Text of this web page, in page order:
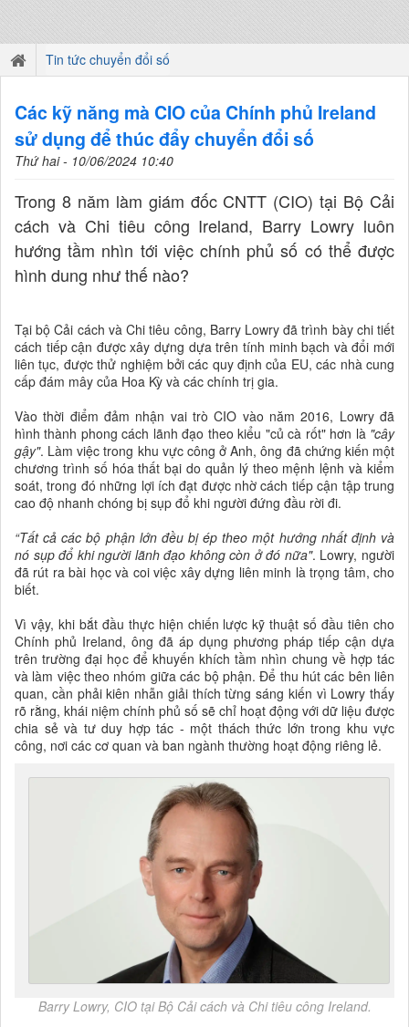
Tin tức chuyển đổi số
Các kỹ năng mà CIO của Chính phủ Ireland
sử dụng để thúc đẩy chuyển đổi số
Thứ hai - 10/06/2024 10:40
Trong 8 năm làm giám đốc CNTT (CIO) tại Bộ Cải
cách và Chi tiêu công Ireland, Barry Lowry luôn
hướng tầm nhìn tới việc chính phủ số có thể được
hình dung như thế nào?
Tại bộ Cải cách và Chi tiêu công, Barry Lowry đã trình bày chi tiết
cách tiếp cận được xây dựng dựa trên tính minh bạch và đổi mới
liên tục, được thử nghiệm bởi các quy định của EU, các nhà cung
cấp đám mây của Hoa Kỳ và các chính trị gia.
Vào thời điểm đảm nhận vai trò CIO vào năm 2016, Lowry đã
hình thành phong cách lãnh đạo theo kiểu "củ cà rốt" hơn là"cây
gậy". Làm việc trong khu vực công ở Anh, ông đã chứng kiến ​​một
chương trình số hóa thất bại do quản lý theo mệnh lệnh và kiểm
soát, trong đó những lợi ích đạt được nhờ cách tiếp cận tập trung
cao độ nhanh chóng bị sụp đổ khi người đứng đầu rời đi.
“Tất cả các bộ phận lớn đều bị ép theo một hướng nhất định và
nó sụp đổ khi người lãnh đạo không còn ở đó nữa". Lowry, người
đã rút ra bài học và coi việc xây dựng liên minh là trọng tâm, cho
biết.
Vì vậy, khi bắt đầu thực hiện chiến lược kỹ thuật số đầu tiên cho
Chính phủ Ireland, ông đã áp dụng phương pháp tiếp cận dựa
trên trường đại học để khuyến khích tầm nhìn chung về hợp tác
và làm việc theo nhóm giữa các bộ phận. Để thu hút các bên liên
quan, cần phải kiên nhẫn giải thích từng sáng kiến ​​vì Lowry thấy
rõ rằng, khái niệm chính phủ số sẽ chỉ hoạt động với dữ liệu được
chia sẻ và tư duy hợp tác - một thách thức lớn trong khu vực
công, nơi các cơ quan và ban ngành thường hoạt động riêng lẻ.
Barry Lowry, CIO tại Bộ Cải cách và Chi tiêu công Ireland.